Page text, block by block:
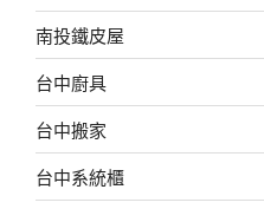
南投鐵皮屋
台中廚具
台中搬家
台中系統櫃